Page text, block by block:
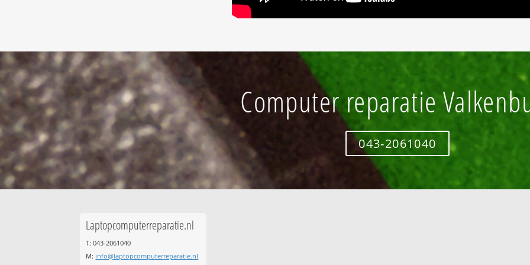
Computer reparatie
043-2061040
Laptopcomputerreparatie.nl
T: 043-2061040
M: info@laptopcomputerreparatie.nl